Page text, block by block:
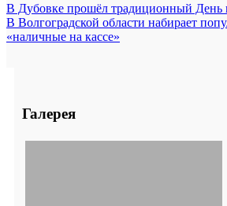
В Дубовке прошёл традиционный День
В Волгоградской области набирает
«наличные на кассе»
Галерея